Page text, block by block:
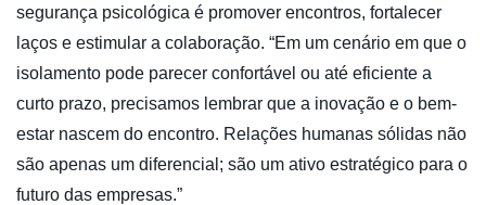
segurança psicológica é promover encontros, fortalecer
laços e estimular a colaboração. “Em um cenário em que o
isolamento pode parecer confortável ou até eficiente a
curto prazo, precisamos lembrar que a inovação e o bem-
estar nascem do encontro. Relações humanas sólidas não
são apenas um diferencial; são um ativo estratégico para o
futuro das empresas.”